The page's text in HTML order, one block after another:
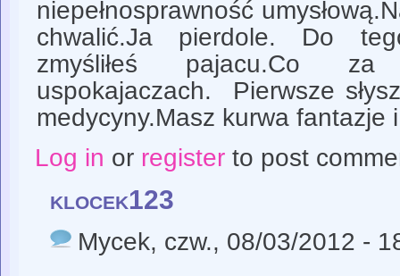
niepełnosprawność
chwalić.Ja pierdole. Do
zmyśliłeś pajacu.Co
uspokajaczach. Pierwsze
medycyny.Masz kurwa fantazje
Log in or registerto post
klocek123
Mycek, czw., 08/03/2012 -